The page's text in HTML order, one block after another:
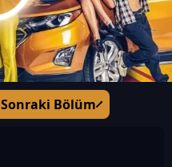
Sonraki Bölüm